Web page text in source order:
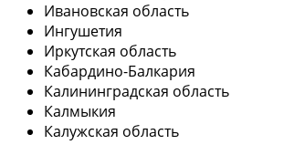
Ивановская область
Ингушетия
Иркутская область
Кабардино-Балкария
Калининградская область
Калмыкия
Калужская область